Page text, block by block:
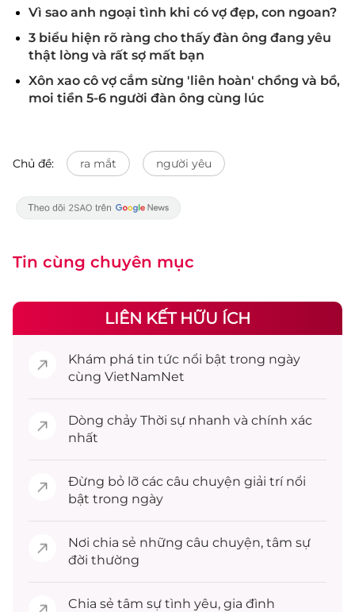
Vì sao anh ngoại tình khi có vợ đẹp, con ngoan?
3 biểu hiện rõ ràng cho thấy đàn ông đang yêu
thật lòng và rất sợ mất bạn
Xôn xao cô vợ cắm sừng 'liên hoàn' chồng và bồ,
moi tiền 5-6 người đàn ông cùng lúc
Chủ đề: ra mắt người yêu
Tin cùng chuyên mục
LIÊN KẾT HỮU ÍCH
Khám phá tin tức nổi bật trong ngày
cùng VietNamNet
Dòng chảy Thời sự nhanh và chính xác
nhất
Đừng bỏ lỡ các câu chuyện giải trínổi
bật trong ngày
Nơi chia sẻ những câu chuyện, tâm sự
đời thường
Chia sẻ tâm sự tình yêu, gia đình